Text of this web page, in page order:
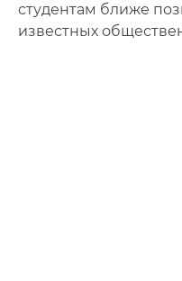
студентам ближе
известных